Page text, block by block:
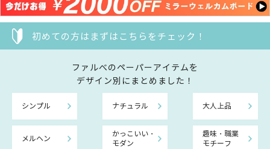
初めての方はまずはこちらをチェック！
ファルべのペーパーアイテムを
デザイン別にまとめました！
シンプル ナチュラル 大人上品
メルヘン
かっこいい・
モダン
趣味・職業
モチーフ